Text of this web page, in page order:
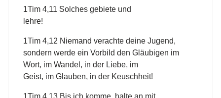
1Tim 4,11 Solches gebiete und
lehre!
1Tim 4,12 Niemand verachte deine Jugend,
sondern werde ein Vorbild den Gläubigen im
Wort, im Wandel, in der Liebe, im
Geist, im Glauben, in der Keuschheit!